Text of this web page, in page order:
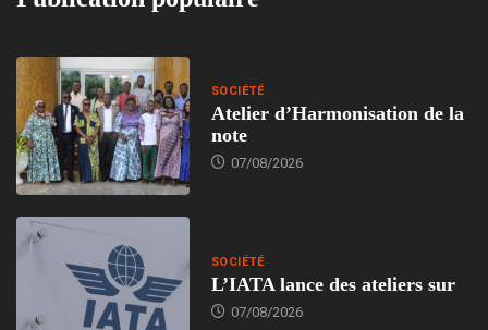
SOCIÉTÉ
Atelier d’Harmonisation de la
note
07/08/2026
SOCIÉTÉ
L’IATA lance des ateliers sur
07/08/2026